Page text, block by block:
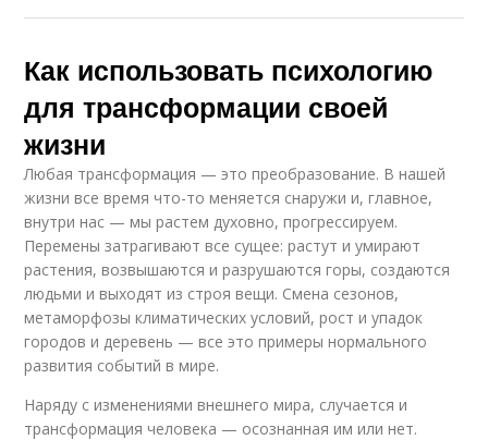
Как использовать психологию
для трансформации своей
жизни
Любая трансформация — это преобразование. В нашей
жизни все время что-то меняется снаружи и, главное,
внутри нас — мы растем духовно, прогрессируем.
Перемены затрагивают все сущее: растут и умирают
растения, возвышаются и разрушаются горы, создаются
людьми и выходят из строя вещи. Смена сезонов,
метаморфозы климатических условий, рост и упадок
городов и деревень — все это примеры нормального
развития событий в мире.
Наряду с изменениями внешнего мира, случается и
трансформация человека — осознанная им или нет.